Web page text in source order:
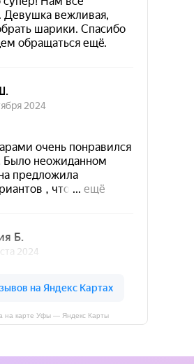
на карте Уфы — Яндекс Карты